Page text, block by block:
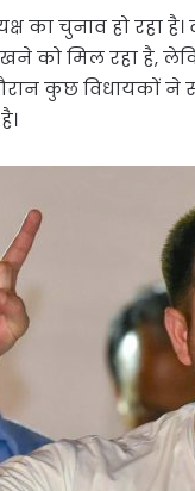
का चुनाव हो रहा है।
को मिल रहा है,
कुछ विधायकों